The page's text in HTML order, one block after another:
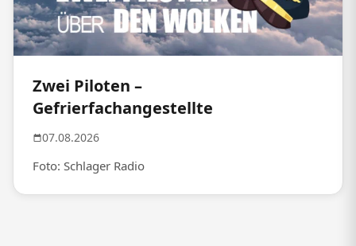
Zwei Piloten –
Gefrierfachangestellte
07.08.2026
Foto: Schlager Radio